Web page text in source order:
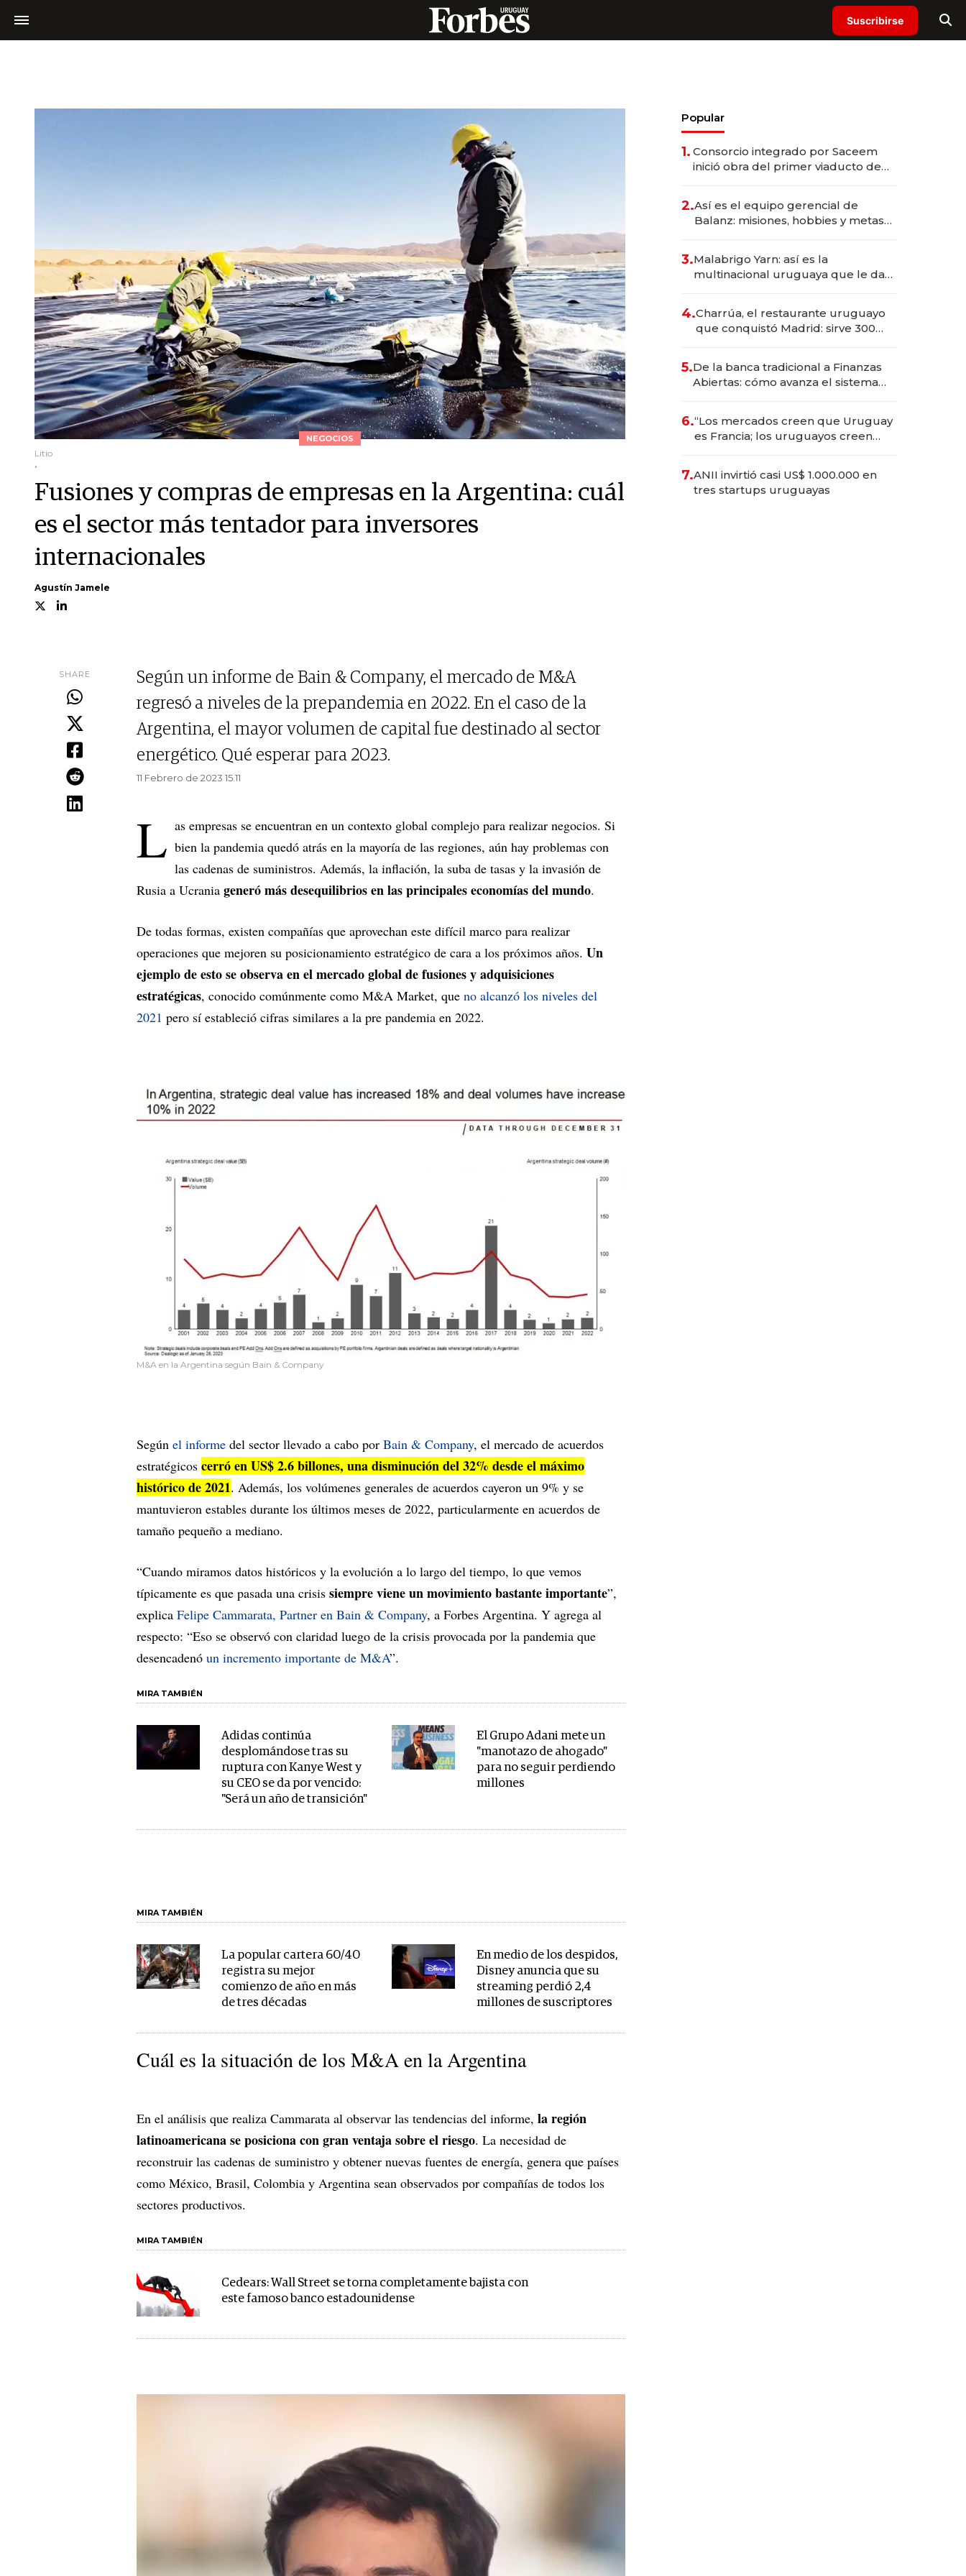
Suscribirse
NEGOCIOS
Litio
.
Fusiones y compras de empresas en la Argentina: cuál
es el sector más tentador para inversores
internacionales
Agustín Jamele
SHARE
Según un informe de Bain & Company, el mercado de M&A
regresó a niveles de la prepandemia en 2022. En el caso de la
Argentina, el mayor volumen de capital fue destinado al sector
energético. Qué esperar para 2023.
11 Febrero de 2023 15.11
L as empresas se encuentran en un contexto global complejo para realizar negocios. Si
bien la pandemia quedó atrás en la mayoría de las regiones, aún hay problemas con
las cadenas de suministros. Además, la inflación, la suba de tasas y la invasión de
Rusia a Ucrania generó más desequilibrios en las principales economías del mundo.
De todas formas, existen compañías que aprovechan este difícil marco para realizar
operaciones que mejoren su posicionamiento estratégico de cara a los próximos años. Un
ejemplo de esto se observa en el mercado global de fusiones y adquisiciones
estratégicas, conocido comúnmente como M&A Market, que no alcanzó los niveles del
2021 pero sí estableció cifras similares a la pre pandemia en 2022.
M&A en la Argentina según Bain & Company
Según el informe del sector llevado a cabo por Bain & Company, el mercado de acuerdos
estratégicos cerró en US$ 2.6 billones, una disminución del 32% desde el máximo
histórico de 2021. Además, los volúmenes generales de acuerdos cayeron un 9% y se
mantuvieron estables durante los últimos meses de 2022, particularmente en acuerdos de
tamaño pequeño a mediano.
“Cuando miramos datos históricos y la evolución a lo largo del tiempo, lo que vemos
típicamente es que pasada una crisis siempre viene un movimiento bastante importante”,
explica Felipe Cammarata, Partner en Bain & Company, a Forbes Argentina. Y agrega al
respecto: “Eso se observó con claridad luego de la crisis provocada por la pandemia que
desencadenó un incremento importante de M&A”.
MIRA TAMBIÉN
Adidas continúa
desplomándose tras su
ruptura con Kanye West y
su CEO se da por vencido:
"Será un año de transición"
El Grupo Adani mete un
"manotazo de ahogado"
para no seguir perdiendo
millones
MIRA TAMBIÉN
La popular cartera 60/40
registra su mejor
comienzo de año en más
de tres décadas
En medio de los despidos,
Disney anuncia que su
streaming perdió 2,4
millones de suscriptores
Cuál es la situación de los M&A en la Argentina
En el análisis que realiza Cammarata al observar las tendencias del informe, la región
latinoamericana se posiciona con gran ventaja sobre el riesgo. La necesidad de
reconstruir las cadenas de suministro y obtener nuevas fuentes de energía, genera que países
como México, Brasil, Colombia y Argentina sean observados por compañías de todos los
sectores productivos.
MIRA TAMBIÉN
Cedears: Wall Street se torna completamente bajista con
este famoso banco estadounidense
Popular
1. Consorcio integrado por Saceem
inició obra del primer viaducto de
millones
2.Así es el equipo gerencial de
Balanz: misiones, hobbies y metas
3.Malabrigo Yarn: así es la
multinacional uruguaya que le da
4.Charrúa, el restaurante uruguayo
que conquistó Madrid: sirve 300
prepara apertura
5.De la banca tradicional a Finanzas
Abiertas: cómo avanza el sistema
6.“Los mercados creen que Uruguay
es Francia; los uruguayos creen
presidente del BCU al
conservadurismo financiero
7.ANII invirtió casi US$ 1.000.000 en
tres startups uruguayas